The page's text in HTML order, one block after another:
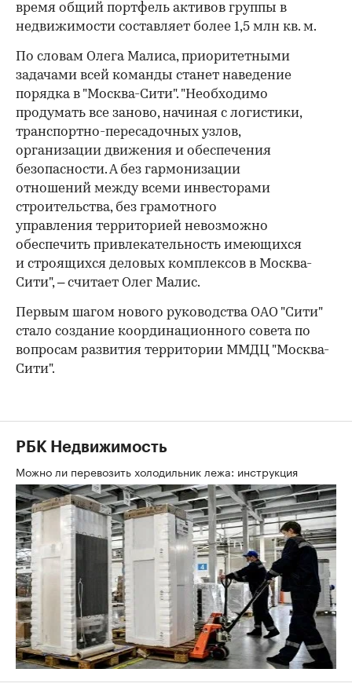
время общий портфель активов группы в
недвижимости составляет более 1,5 млн кв. м.
По словам Олега Малиса, приоритетными
задачами всей команды станет наведение
порядка в "Москва-Сити". "Необходимо
продумать все заново, начиная с логистики,
транспортно-пересадочных узлов,
организации движения и обеспечения
безопасности. А без гармонизации
отношений между всеми инвесторами
строительства, без грамотного
управления территорией невозможно
обеспечить привлекательность имеющихся
и строящихся деловых комплексов в Москва-
Сити", – считает Олег Малис.
Первым шагом нового руководства ОАО "Сити"
стало создание координационного совета по
вопросам развития территории ММДЦ "Москва-
Сити".
РБК Недвижимость
Можно ли перевозить холодильник лежа: инструкция